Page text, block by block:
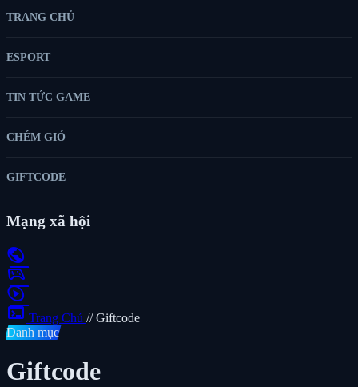
TRANG CHỦ
ESPORT
TIN TỨC GAME
CHÉM GIÓ
GIFTCODE
Mạng xã hội
public
sports_esports
play_circle
terminal Trang Chủ // Giftcode
Danh mục
Giftcode